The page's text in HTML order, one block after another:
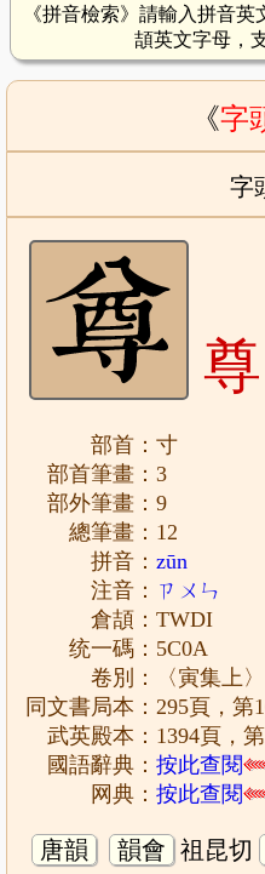
《拼音檢索》請輸入拼音
頡英文字母，
《字
字
尊
部首：寸
部首筆畫：3
部外筆畫：9
總筆畫：12
拼音：zūn
注音： ㄗㄨㄣ
倉頡：TWDI
统一碼：5C0A
卷別：〈寅集上〉
同文書局本：295頁，
武英殿本：1394頁，
國語辭典：按此查閱
网典：按此查閱
唐韻 韻會 祖昆切